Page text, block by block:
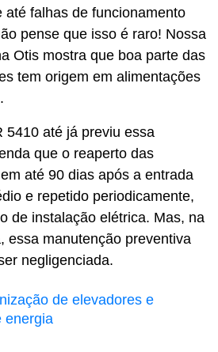
até falhas de funcionamento
pense que isso é raro! Nossa
Otis mostra que boa parte das
tem origem em alimentações
5410 até já previu essa
que o reaperto das
até 90 dias após a entrada
e repetido periodicamente,
de instalação elétrica. Mas, na
essa manutenção preventiva
negligenciada.
de elevadores e
energia